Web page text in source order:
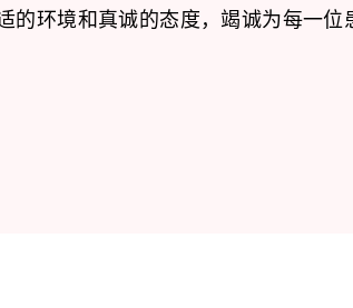
环境和真诚的态度，竭诚为每一